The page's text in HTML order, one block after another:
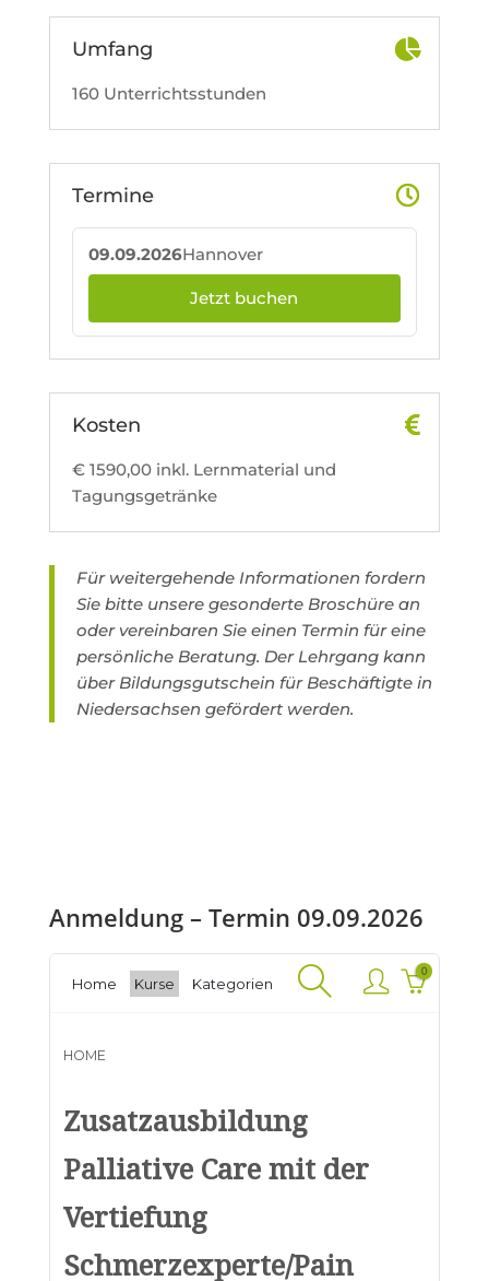
Umfang
160 Unterrichtsstunden
Termine
09.09.2026Hannover
Jetzt buchen
Kosten
€ 1590,00 inkl. Lernmaterial und
Tagungsgetränke
Für weitergehende Informationen fordern
Sie bitte unsere gesonderte Broschüre an
oder vereinbaren Sie einen Termin für eine
persönliche Beratung. Der Lehrgang kann
über Bildungsgutschein für Beschäftigte in
Niedersachsen gefördert werden.
Anmeldung – Termin 09.09.2026